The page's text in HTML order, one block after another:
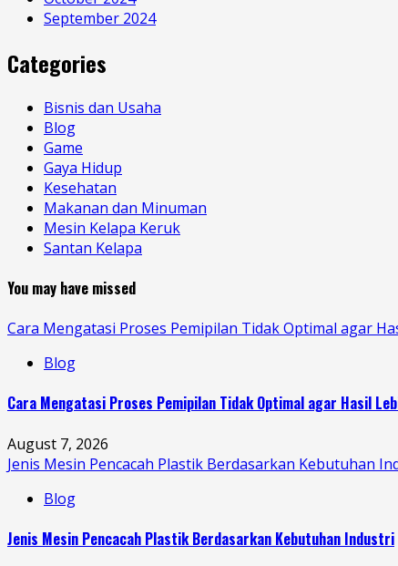
September 2024
Categories
Bisnis dan Usaha
Blog
Game
Gaya Hidup
Kesehatan
Makanan dan Minuman
Mesin Kelapa Keruk
Santan Kelapa
You may have missed
Cara Mengatasi Proses Pemipilan Tidak Optimal agar
Blog
Cara Mengatasi Proses Pemipilan Tidak Optimal agar Hasil
August 7, 2026
Jenis Mesin Pencacah Plastik Berdasarkan Kebutuhan
Blog
Jenis Mesin Pencacah Plastik Berdasarkan Kebutuhan Industri